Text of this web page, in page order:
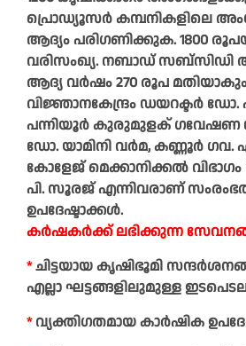
പ്രൊഡ്യൂസർ കമ്പനികളിലെ
ആദ്യം പരിഗണിക്കുക. 1800
വരിസംഖ്യ. നബാഡ് സബ്സിഡി
ആദ്യ വർഷം 270 രൂപ
വിജ്ഞാനകേന്ദ്രം ഡയറക്ടർ ഡോ.
പന്നിയൂർ കുരുമുളക് ഗവേഷണ
ഡോ. യാമിനി വർമ, കണ്ണൂർ ഗവ.
കോളേജ് മെക്കാനിക്കൽ വിഭാഗം
പി. സൂരജ് എന്നിവരാണ്
ഉപദേഷ്ടാക്കൾ.
കർഷകർക്ക് ലഭിക്കുന്ന
*ചിട്ടയായ കൃഷിഭൂമി
എല്ലാ ഘട്ടങ്ങളിലുമുള്ള
*വ്യക്തിഗതമായ കാർഷിക